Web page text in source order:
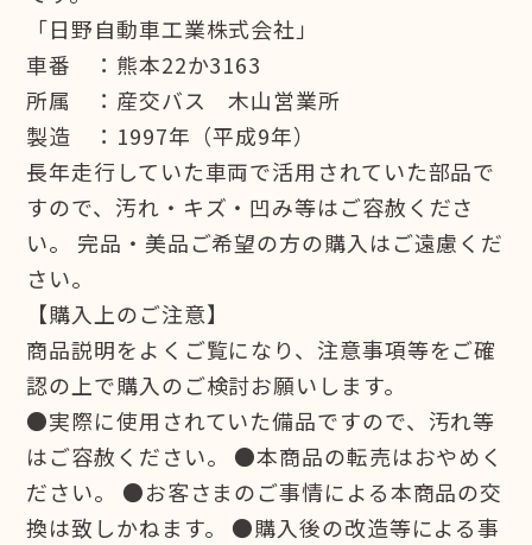
「日野自動車工業株式会社」
車番 ：熊本22か3163
所属 ：産交バス 木山営業所
製造 ：1997年（平成9年）
長年走行していた車両で活用されていた部品で
すので、汚れ・キズ・凹み等はご容赦くださ
い。 完品・美品ご希望の方の購入はご遠慮くだ
さい。
【購入上のご注意】
商品説明をよくご覧になり、注意事項等をご確
認の上で購入のご検討お願いします。
●実際に使用されていた備品ですので、汚れ等
はご容赦ください。 ●本商品の転売はおやめく
ださい。 ●お客さまのご事情による本商品の交
換は致しかねます。 ●購入後の改造等による事